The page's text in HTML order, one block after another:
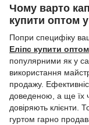
Чому варто
купити оптом
Попри специфіку
Еліпс купити оптом
популярними як у
використання
продажу.
доведеною, а ще їх
довіряють клієнти.
гуртом гарно